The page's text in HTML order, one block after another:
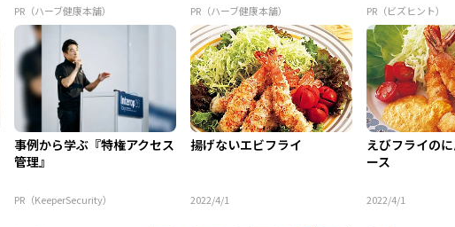
PR（ハーブ健康本舗） PR（ハーブ健康本舗） PR（ビズヒント）
事例から学ぶ『特権アクセス
管理』
PR（KeeperSecurity）
揚げないエビフライ
2022/4/1
えびフライの
ース
2022/4/1